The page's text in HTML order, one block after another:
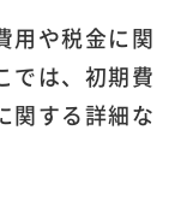
用や税金に関
では、初期費
関する詳細な